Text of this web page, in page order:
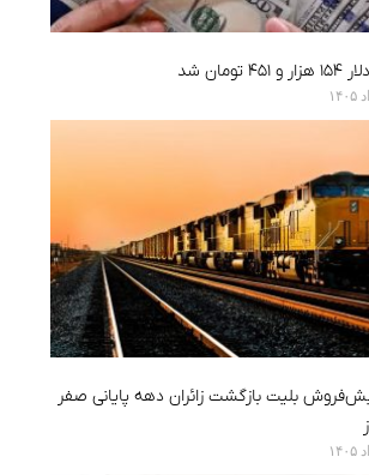
تومان شد
بلیت بازگشت زائران دهه پایانی صفر